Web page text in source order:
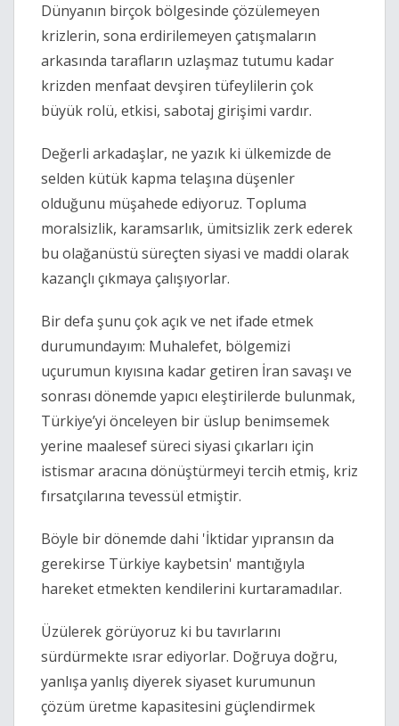
Dünyanın birçok bölgesinde çözülemeyen
krizlerin, sona erdirilemeyen çatışmaların
arkasında tarafların uzlaşmaz tutumu kadar
krizden menfaat devşiren tüfeylilerin çok
büyük rolü, etkisi, sabotaj girişimi vardır.
Değerli arkadaşlar, ne yazık ki ülkemizde de
selden kütük kapma telaşına düşenler
olduğunu müşahede ediyoruz. Topluma
moralsizlik, karamsarlık, ümitsizlik zerk ederek
bu olağanüstü süreçten siyasi ve maddi olarak
kazançlı çıkmaya çalışıyorlar.
Bir defa şunu çok açık ve net ifade etmek
durumundayım: Muhalefet, bölgemizi
uçurumun kıyısına kadar getiren İran savaşı ve
sonrası dönemde yapıcı eleştirilerde bulunmak,
Türkiye’yi önceleyen bir üslup benimsemek
yerine maalesef süreci siyasi çıkarları için
istismar aracına dönüştürmeyi tercih etmiş, kriz
fırsatçılarına tevessül etmiştir.
Böyle bir dönemde dahi 'İktidar yıpransın da
gerekirse Türkiye kaybetsin' mantığıyla
hareket etmekten kendilerini kurtaramadılar.
Üzülerek görüyoruz ki bu tavırlarını
sürdürmekte ısrar ediyorlar. Doğruya doğru,
yanlışa yanlış diyerek siyaset kurumunun
çözüm üretme kapasitesini güçlendirmek